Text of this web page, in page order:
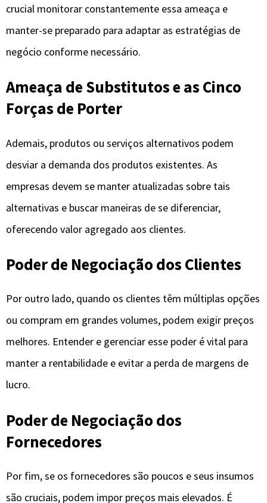
crucial monitorar constantemente essa ameaça e
manter-se preparado para adaptar as estratégias de
negócio conforme necessário.
Ameaça de Substitutos e as Cinco
Forças de Porter
Ademais, produtos ou serviços alternativos podem
desviar a demanda dos produtos existentes. As
empresas devem se manter atualizadas sobre tais
alternativas e buscar maneiras de se diferenciar,
oferecendo valor agregado aos clientes.
Poder de Negociação dos Clientes
Por outro lado, quando os clientes têm múltiplas opções
ou compram em grandes volumes, podem exigir preços
melhores. Entender e gerenciar esse poder é vital para
manter a rentabilidade e evitar a perda de margens de
lucro.
Poder de Negociação dos
Fornecedores
Por fim, se os fornecedores são poucos e seus insumos
são cruciais, podem impor preços mais elevados. É